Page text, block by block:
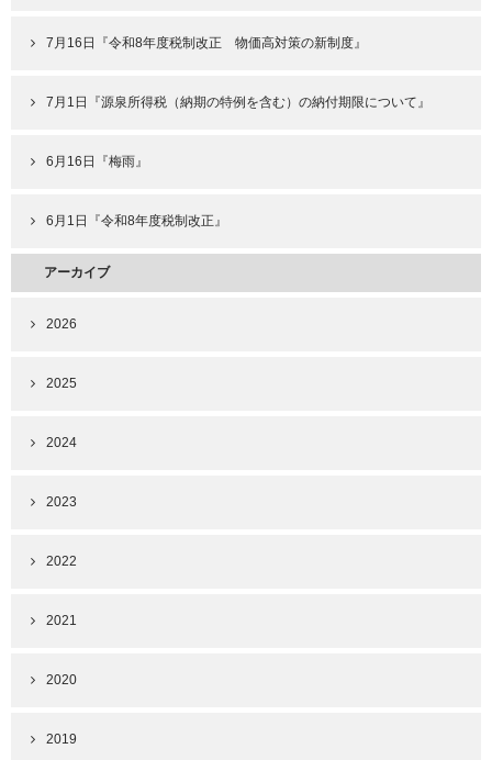
7月16日『令和8年度税制改正 物価高対策の新制度』
7月1日『源泉所得税（納期の特例を含む）の納付期限について』
6月16日『梅雨』
6月1日『令和8年度税制改正』
アーカイブ
2026
2025
2024
2023
2022
2021
2020
2019